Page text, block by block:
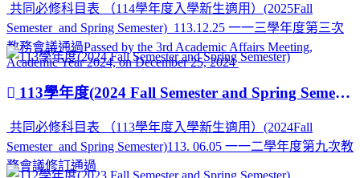
共同必修科目表 （114學年度入學新生適用）(2025Fall
Semester and Spring Semester) 113.12.25 一一三學年度第三次
教務會議通過Passed by the 3rd Academic Affairs Meeting,
Academic Year 2024, on December 25, 2024
113學年度(2024 Fall Semester and Spring Semester)
共同必修科目表 （113學年度入學新生適用）(2024Fall
Semester and Spring Semester)113. 06.05 一一二學年度第九次教
務會議修訂通過